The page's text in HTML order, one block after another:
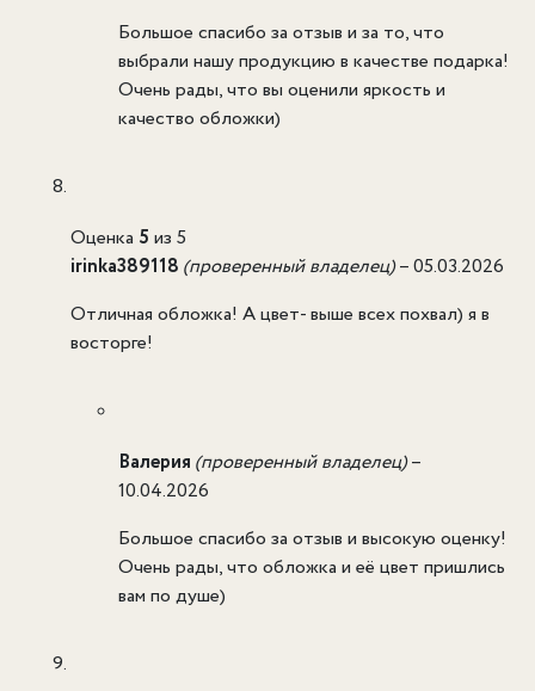
Большое спасибо за отзыв и за то, что
выбрали нашу продукцию в качестве подарка!
Очень рады, что вы оценили яркость и
качество обложки)
Оценка 5 из 5
irinka389118 (проверенный владелец)–05.03.2026
Отличная обложка! А цвет- выше всех похвал) я в
восторге!
Валерия (проверенный владелец)–
10.04.2026
Большое спасибо за отзыв и высокую оценку!
Очень рады, что обложка и её цвет пришлись
вам по душе)